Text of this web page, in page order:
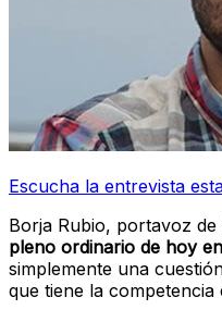
Escucha la entrevista
Borja Rubio, portavoz
pleno ordinario de hoy
simplemente una
que tiene la